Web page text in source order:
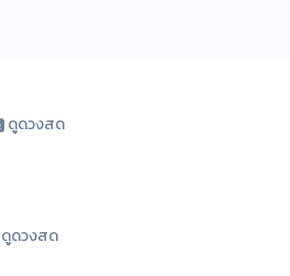
ดูดวงสด
ดูดวงสด